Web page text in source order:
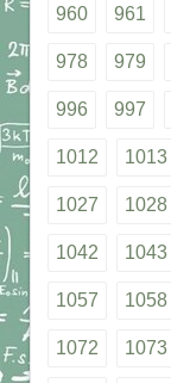
960 961
978 979
996 997
1012 1013
1027 1028
1042 1043
1057 1058
1072 1073